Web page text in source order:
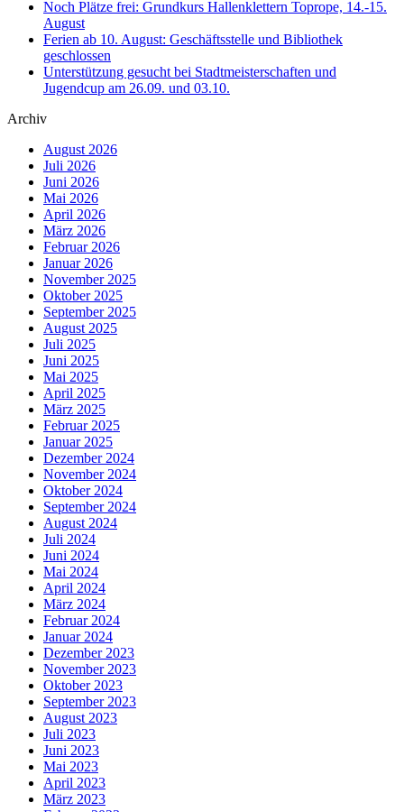
Noch Plätze frei: Grundkurs Hallenklettern Toprope, 14.-15.
August
Ferien ab 10. August: Geschäftsstelle und Bibliothek
geschlossen
Unterstützung gesucht bei Stadtmeisterschaften und
Jugendcup am 26.09. und 03.10.
Archiv
August 2026
Juli 2026
Juni 2026
Mai 2026
April 2026
März 2026
Februar 2026
Januar 2026
November 2025
Oktober 2025
September 2025
August 2025
Juli 2025
Juni 2025
Mai 2025
April 2025
März 2025
Februar 2025
Januar 2025
Dezember 2024
November 2024
Oktober 2024
September 2024
August 2024
Juli 2024
Juni 2024
Mai 2024
April 2024
März 2024
Februar 2024
Januar 2024
Dezember 2023
November 2023
Oktober 2023
September 2023
August 2023
Juli 2023
Juni 2023
Mai 2023
April 2023
März 2023